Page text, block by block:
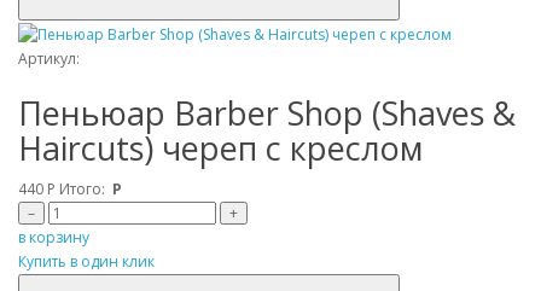
Артикул:
Пеньюар Barber Shop (Shaves &
Haircuts) череп с креслом
440 Р Итого: Р
–
+
в корзину
Купить в один клик